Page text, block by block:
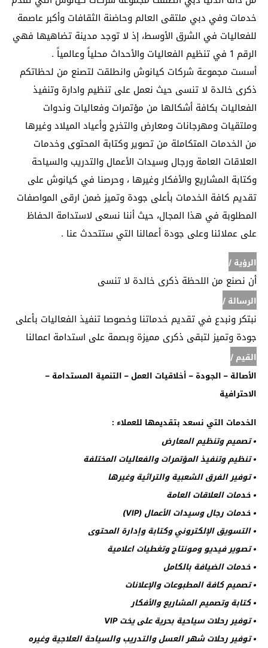
خدمات وفي دبي ملتقى العالم وحاضنة الثقافات وأكبر عاصمة
للفعاليات في الشرق الأوسط، إذ لا توجد مدينة تضاهيها فهي
الرقم 1 في تنظيم الفعاليات والأحداث محلياً وعالمياً .
أسست مجموعة شركات كيانوش وانطلقت لتصنع من لحظاتكم
ذكرى خالدة لا تنسى حيث نعمل على تنظيم وادارة وتنفيذ
الفعاليات بكافة أشكالها من مؤتمرات وفعاليات وندوات
وملتقيات ومهرجانات ومعارض والتخرج وأعياد الميلاد وغيرها
من الخدمات المتكاملة من تصوير وكتابة المحتوى وخدمات
العلاقات العامة ورجال وسيدات الأعمال والتدريب والسياحة
وكتابة المشاريع والأفكار وغيرها ، وحرصنا في كيانوش على
تقديم كافة الخدمات بأعلى جودة وتميز ضمن ارقى المواصفات
المطلوبة في هذا المجال، حيث أننا نسعى لاستدامة الحفاظ
على عملائنا وعلى جودة أعمالنا التي ستتحدث عنا .
الرؤية /
أن نصنع من اللحظة ذكرى خالدة لا تنسى
الرسالة /
نبتكر ونبدع في تقديم خدماتنا وخصوصا تنفيذ الفعاليات بأعلى
جودة وتميز لتبقى ذكرى مميزة وبصمة على استدامة اعمالنا
القيم /
الأصالة – الجودة – أخلاقيات العمل – التنمية المستدامة –
الاحترافية
الخدمات التي نسعد بتقديمها للعملاء :
• تصميم وتنظيم المعارض
• تنظيم وتنفيذ المؤتمرات والفعاليات المختلفة
• توفير الفرق الشعبية والتراثية وغيرها
• خدمات العلاقات العامة
• خدمات رجال وسيدات الأعمال (VIP)
• التسويق الإلكتروني وكتابة وإدارة المحتوى
• تصوير فيديو ومونتاج وتغطيات اعلامية
• خدمات الضيافة بالكامل
• تصميم كافة المطبوعات والإعلانات
• كتابة وتصميم المشاريع والأفكار
• توفير رحلات سياحية بحرية على يخت VIP
• توفير رحلات شهر العسل والتدريب والسياحة العلاجية وغيره